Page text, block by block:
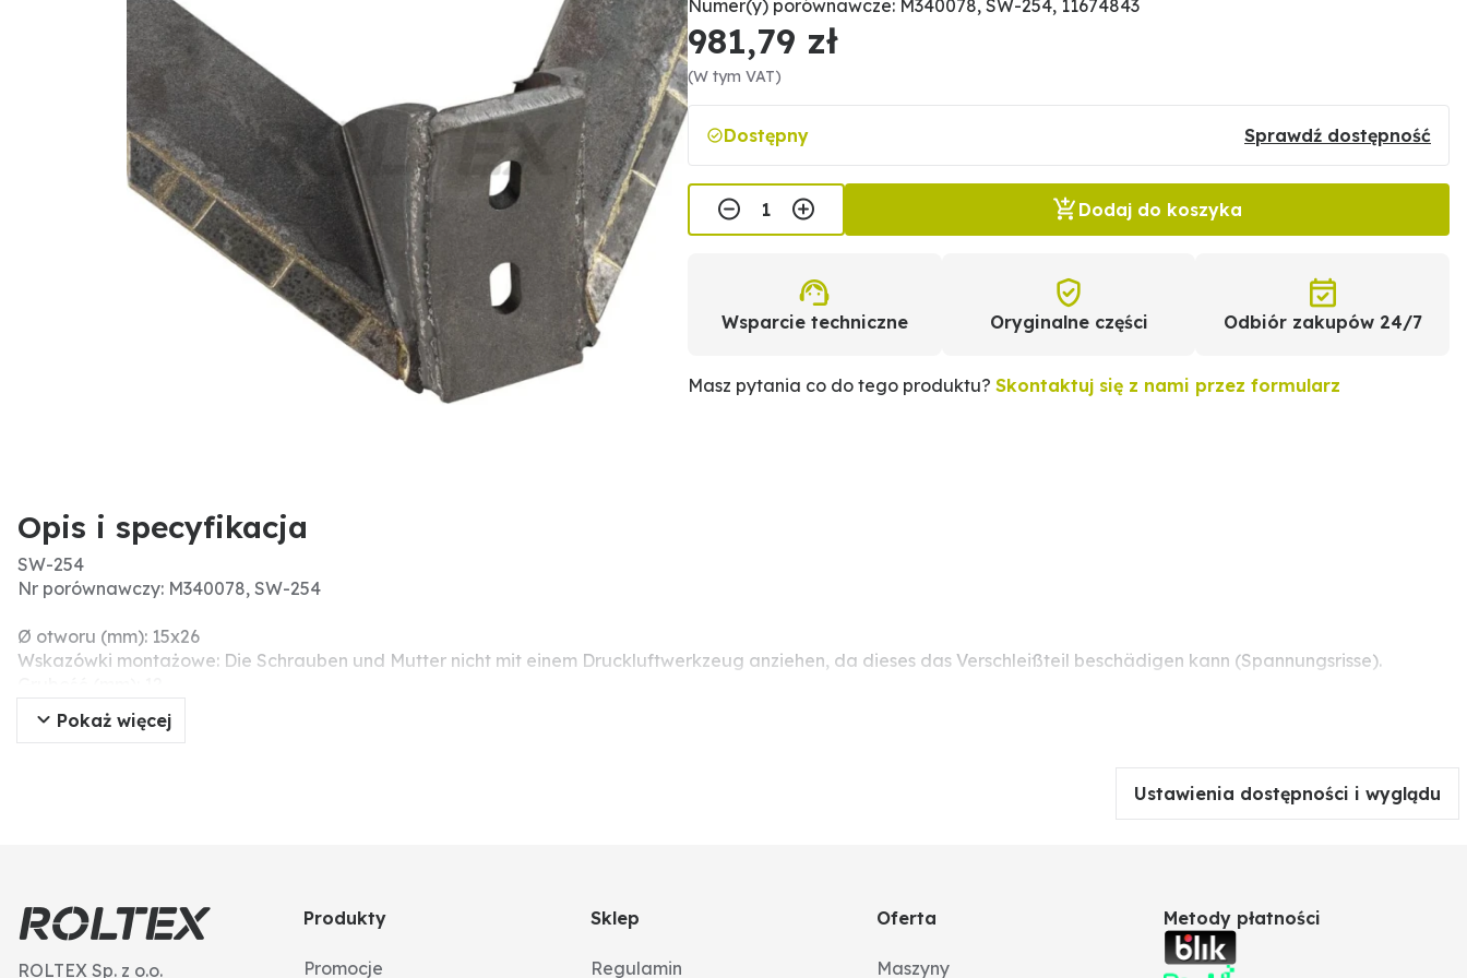
Numer(y) porównawcze: M340078, SW-254, 11674843
981,79 zł
(W tym VAT)
Dostępny Sprawdź dostępność
Dodaj do koszyka
Wsparcie techniczne Oryginalne części Odbiór zakupów 24/7
Masz pytania co do tego produktu?Skontaktuj się z nami przez formularz
Opis i specyfikacja
SW-254
Nr porównawczy: M340078, SW-254
Ø otworu (mm): 15x26
Wskazówki montażowe: Die Schrauben und Mutter nicht mit einem Druckluftwerkzeug anziehen, da dieses das Verschleißteil beschädigen kann (Spannungsrisse).
Verstärkungsvariante: Hartmetall & Aufpanzerung
Liczba otworów: 2
Pokaż więcej
Ustawienia dostępności i wyglądu
ROLTEX Sp. z o.o.
Produkty
Promocje
Sklep
Regulamin
Oferta
Maszyny
Metody płatności